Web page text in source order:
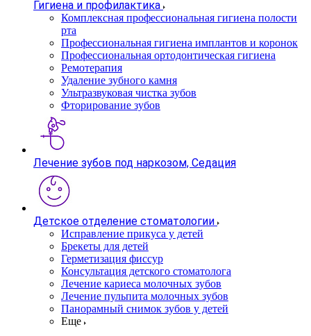
Гигиена и профилактика
Комплексная профессиональная гигиена полости
рта
Профессиональная гигиена имплантов и коронок
Профессиональная ортодонтическая гигиена
Ремотерапия
Удаление зубного камня
Ультразвуковая чистка зубов
Фторирование зубов
Лечение зубов под наркозом, Седация
Детское отделение стоматологии
Исправление прикуса у детей
Брекеты для детей
Герметизация фиссур
Консультация детского стоматолога
Лечение кариеса молочных зубов
Лечение пульпита молочных зубов
Панорамный снимок зубов у детей
Еще